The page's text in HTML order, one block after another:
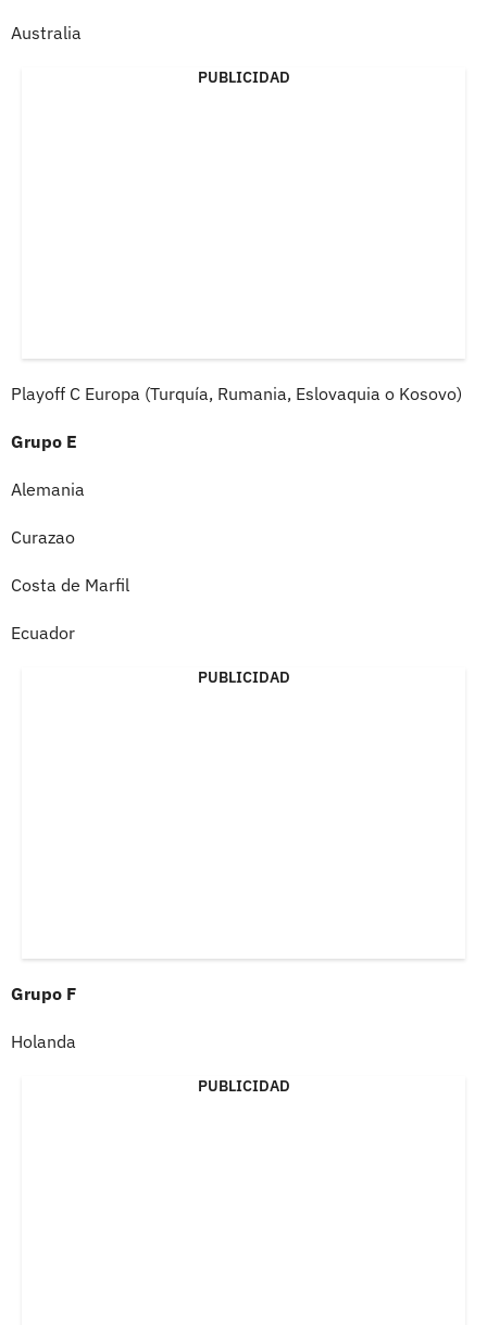
Australia
PUBLICIDAD
Playoff C Europa (Turquía, Rumania, Eslovaquia o Kosovo)
Grupo E
Alemania
Curazao
Costa de Marfil
Ecuador
PUBLICIDAD
Grupo F
Holanda
PUBLICIDAD